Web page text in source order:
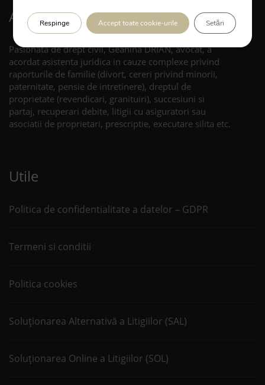
Avocat Geanina Drian
Pasionata de drept civil, Geanina DRIAN, avocat, a
acordat asistenta juridica in cauze complexe privind
raporturile de familie (divort, cereri privind minorii,
paternitate, pensie de intretinere), dreptul de
proprietate (revendicari, granituiri), succesiuni si
partaj, recuperari debite, litigii cu asiguratori sau
asociatii de proprietari, prescriptie, executare silita etc.
Utile
Politica de confidentialitate a datelor – GDPR
Termeni si conditii
Politica cookies
Soluționarea Alternativă a Litigiilor (SAL)
Soluționarea Online a Litigiilor (SOL)
Accept toate cookie-urile
Respinge Setări